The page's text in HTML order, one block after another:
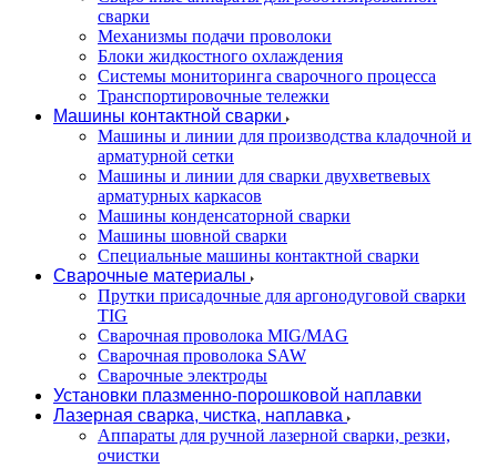
сварки
Механизмы подачи проволоки
Блоки жидкостного охлаждения
Системы мониторинга сварочного процесса
Транспортировочные тележки
Машины контактной сварки
Машины и линии для производства кладочной и
арматурной сетки
Машины и линии для сварки двухветвевых
арматурных каркасов
Машины конденсаторной сварки
Машины шовной сварки
Специальные машины контактной сварки
Сварочные материалы
Прутки присадочные для аргонодуговой сварки
TIG
Сварочная проволока MIG/MAG
Сварочная проволока SAW
Сварочные электроды
Установки плазменно-порошковой наплавки
Лазерная сварка, чистка, наплавка
Аппараты для ручной лазерной сварки, резки,
очистки